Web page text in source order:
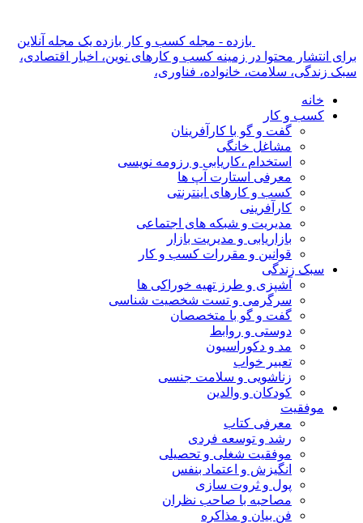
بازده - مجله کسب و کار بازده یک مجله آنلاین
برای انتشار محتوا در زمینه کسب و کارهای نوین، اخبار اقتصادی،
سبک زندگی، سلامت، خانواده، فناوری،
خانه
کسب و کار
گفت و گو با کارآفرینان
مشاغل خانگی
استخدام ،کاریابی و رزومه نویسی
معرفی استارت آپ ها
کسب و کارهای اینترنتی
کارآفرینی
مدیریت و شبکه های اجتماعی
بازاریابی و مدیریت بازار
قوانین و مقررات کسب و کار
سبک زندگی
آشپزی و طرز تهیه خوراکی ها
سرگرمی و تست شخصیت شناسی
گفت و گو با متخصصان
دوستی و روابط
مد و دکوراسیون
تعبیر خواب
زناشویی و سلامت جنسی
کودکان و والدین
موفقیت
معرفی کتاب
رشد و توسعه فردی
موفقیت شغلی و تحصیلی
انگیزش و اعتماد بنفس
پول و ثروت سازی
مصاحبه با صاحب نظران
فن بیان و مذاکره